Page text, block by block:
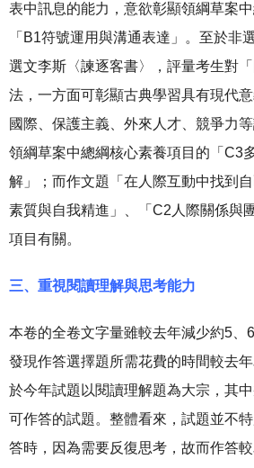
表中訊息的能力，意欲彰顯領綱草案
「B1符號運用與溝通表達」。至於非
選文李斯〈諫逐客書〉，評量考生對
法，一方面可彰顯古典學習具有現代
國際、保護主義、外來人才、競爭力
領綱草案中總綱核心素養項目的「C3
解」；而作文題「在人際互動中找到
素質與自我精進」、「C2人際關係與
項目有關。
三、重視閱讀理解與思考能力
本卷的全卷文字量雖較去年減少約5、
發現作答選擇題所需花費的時間較去
於今年試題以閱讀理解題為大宗，其
可作答的試題。整體看來，試題並不
答時，因為需要反復思考，故而作答